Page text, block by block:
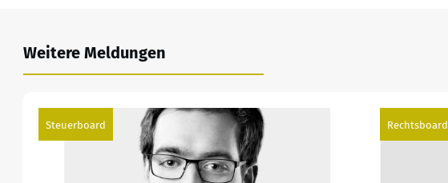
Weitere Meldungen
Steuerboard Rechtsboard